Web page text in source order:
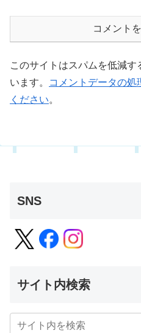
コメント
このサイトはスパムを低減す
います。
コメントデータの処
ください。
SNS
サイト内検索